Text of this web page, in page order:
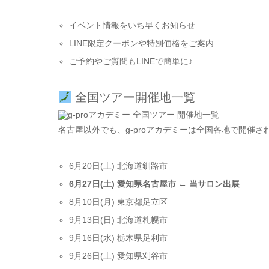
イベント情報をいち早くお知らせ
LINE限定クーポンや特別価格をご案内
ご予約やご質問もLINEで簡単に♪
全国ツアー開催地一覧
名古屋以外でも、g-proアカデミーは全国各地で開催さ
6月20日(土) 北海道釧路市
6月27日(土) 愛知県名古屋市 ← 当サロン出展
8月10日(月) 東京都足立区
9月13日(日) 北海道札幌市
9月16日(水) 栃木県足利市
9月26日(土) 愛知県刈谷市